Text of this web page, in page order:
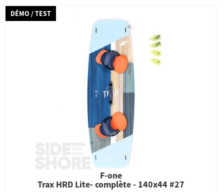
DÉMO / TEST
F-one
Trax HRD Lite- complète - 140x44 #27